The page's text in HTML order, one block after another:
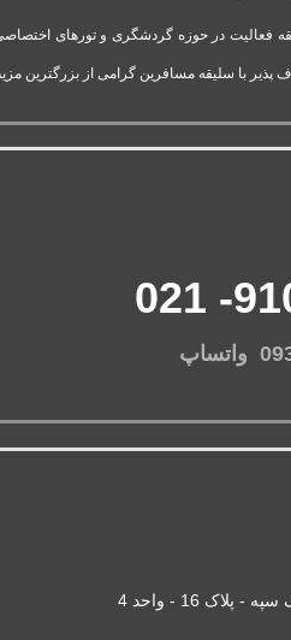
استارتاپ موفق و فعال قدرت گرفته از آژانس سفرهای دلربا ایرانیان با نزدیک
با سلیقه مسافرین گرامی از بزرگترین
16 - واحد 4